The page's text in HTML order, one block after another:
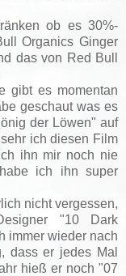
ob es 30%-
Organics Ginger
das von Red Bull
gibt es momentan
geschaut was es
der Löwen" auf
ich diesen Film
ihn mir noch nie
ich ihn super
nicht vergessen,
"10 Dark
immer wieder nach
dass er jedes Mal
hieß er noch "07